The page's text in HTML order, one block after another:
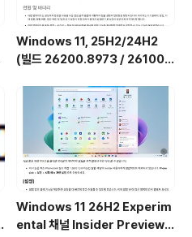
Windows 11, 25H2/24H2
(빌드 26200.8973 / 26100.
버전 [한글/영문판]
Windows 11 26H2 Experim
ental 채널 Insider Preview